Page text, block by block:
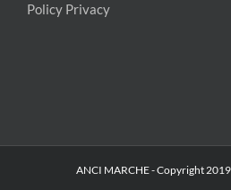
Policy Privacy
ANCI MARCHE - Copyright